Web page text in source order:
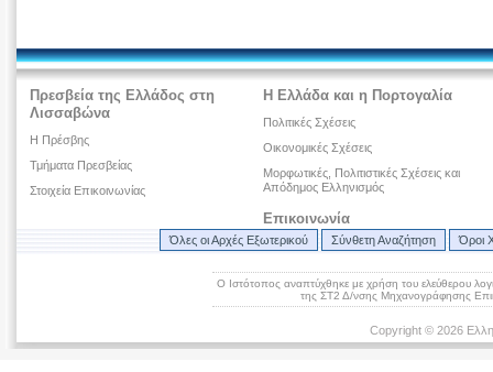
Πρεσβεία της Ελλάδος στη
Λισσαβώνα
Η Πρέσβης
Τμήματα Πρεσβείας
Στοιχεία Επικοινωνίας
Η Ελλάδα και η Πορτογαλία
Πολιτικές Σχέσεις
Οικονομικές Σχέσεις
Μορφωτικές, Πολιτιστικές Σχέσεις και
Απόδημος Ελληνισμός
Επικοινωνία
Όλες οι Αρχές Εξωτερικού Σύνθετη Αναζήτηση Όροι
Ο Ιστότοπος αναπτύχθηκε με χρήση του ελεύθερου
της ΣΤ2 Δ/νσης Μηχανογράφησης
Copyright © 2026